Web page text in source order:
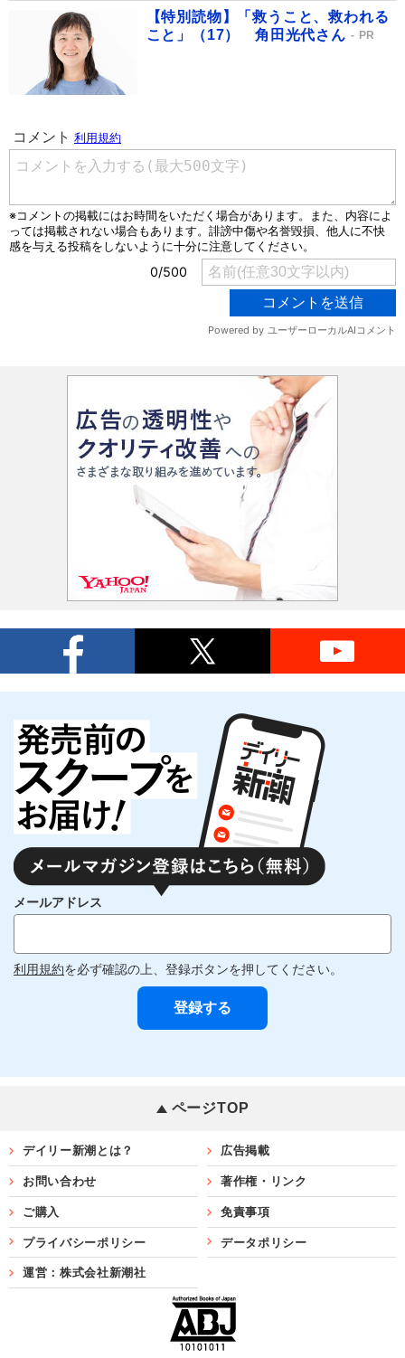
【特別読物】「救うこと、救われる
こと」（17） 角田光代さん
PR
メールアドレス
利用規約を必ず確認の上、登録ボタンを押してください。
ページTOP
デイリー新潮とは？ 広告掲載
お問い合わせ 著作権・リンク
ご購入 免責事項
プライバシーポリシー データポリシー
運営：株式会社新潮社